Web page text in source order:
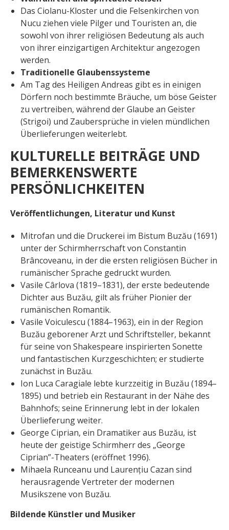
Das Ciolanu-Kloster und die Felsenkirchen von
Nucu ziehen viele Pilger und Touristen an, die
sowohl von ihrer religiösen Bedeutung als auch
von ihrer einzigartigen Architektur angezogen
werden.
Traditionelle Glaubenssysteme
Am Tag des Heiligen Andreas gibt es in einigen
Dörfern noch bestimmte Bräuche, um böse Geister
zu vertreiben, während der Glaube an Geister
(Strigoi) und Zaubersprüche in vielen mündlichen
Überlieferungen weiterlebt.
KULTURELLE BEITRÄGE UND
BEMERKENSWERTE
PERSÖNLICHKEITEN
Veröffentlichungen, Literatur und Kunst
Mitrofan und die Druckerei im Bistum Buzău (1691)
unter der Schirmherrschaft von Constantin
Brâncoveanu, in der die ersten religiösen Bücher in
rumänischer Sprache gedruckt wurden.
Vasile Cârlova (1819–1831), der erste bedeutende
Dichter aus Buzău, gilt als früher Pionier der
rumänischen Romantik.
Vasile Voiculescu (1884–1963), ein in der Region
Buzău geborener Arzt und Schriftsteller, bekannt
für seine von Shakespeare inspirierten Sonette
und fantastischen Kurzgeschichten; er studierte
zunächst in Buzău.
Ion Luca Caragiale lebte kurzzeitig in Buzău (1894–
1895) und betrieb ein Restaurant in der Nähe des
Bahnhofs; seine Erinnerung lebt in der lokalen
Überlieferung weiter.
George Ciprian, ein Dramatiker aus Buzău, ist
heute der geistige Schirmherr des „George
Ciprian”-Theaters (eröffnet 1996).
Mihaela Runceanu und Laurențiu Cazan sind
herausragende Vertreter der modernen
Musikszene von Buzău.
Bildende Künstler und Musiker